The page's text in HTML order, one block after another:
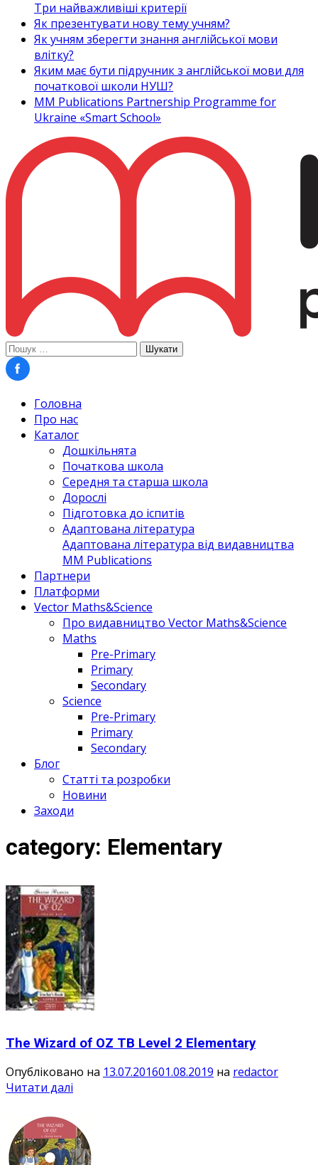
Три найважливіші критерії
Як презентувати нову тему учням?
Як учням зберегти знання англійської мови
влітку?
Яким має бути підручник з англійської мови для
початкової школи НУШ?
MM Publications Partnership Programme for
Ukraine «Smart School»
Пошук:
Головна
Про нас
Каталог
Дошкільнята
Початкова школа
Середня та старша школа
Дорослі
Підготовка до іспитів
Адаптована література
Адаптована література від видавництва
MM Publications
Партнери
Платформи
Vector Maths&Science
Про видавництво Vector Maths&Science
Maths
Pre-Primary
Primary
Secondary
Science
Pre-Primary
Primary
Secondary
Блог
Статті та розробки
Новини
Заходи
category: Elementary
The Wizard of OZ TB Level 2 Elementary
Опубліковано на 13.07.201601.08.2019 на redactor
Читати далі